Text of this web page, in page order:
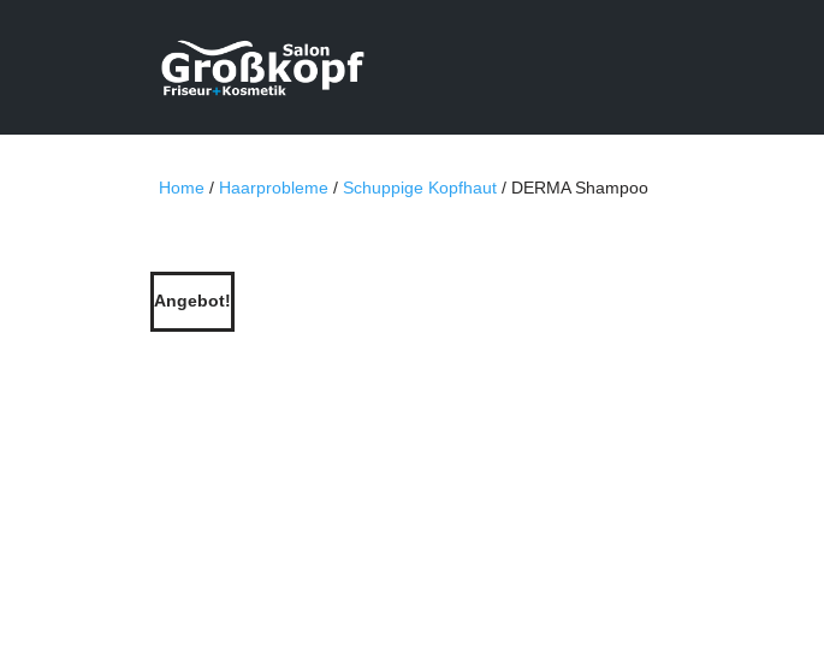
Home / Haarprobleme / Schuppige Kopfhaut / DERMA Shampoo
Angebot!